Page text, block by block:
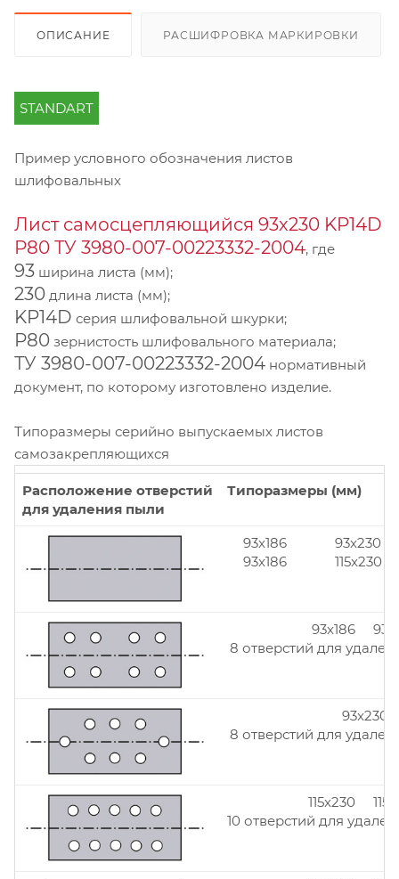
ОПИСАНИЕ РАСШИФРОВКА МАРКИРОВКИ
STANDART
Пример условного обозначения листов
шлифовальных
Лист самосцепляющийся 93х230 KP14D
Р80 ТУ 3980-007-00223332-2004, где
93 ширина листа (мм);
230 длина листа (мм);
KP14D серия шлифовальной шкурки;
Р80 зернистость шлифовального материала;
ТУ 3980-007-00223332-2004 нормативный
документ, по которому изготовлено изделие.
Типоразмеры серийно выпускаемых листов
самозакрепляющихся
Расположение отверстий
для удаления пыли
Типоразмеры (мм)
93x186
93x186
93x230
115x230
93x186
8 отверстий для
93x230
8 отверстий для
115x230
10 отверстий для